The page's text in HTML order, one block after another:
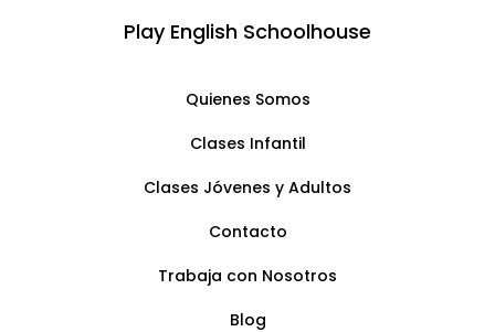
Play English Schoolhouse
Quienes Somos
Clases Infantil
Clases Jóvenes y Adultos
Contacto
Trabaja con Nosotros
Blog